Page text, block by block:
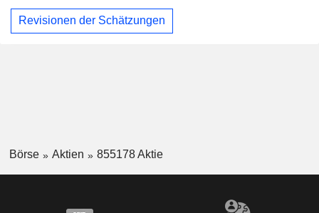
Revisionen der Schätzungen
Börse Aktien 855178 Aktie